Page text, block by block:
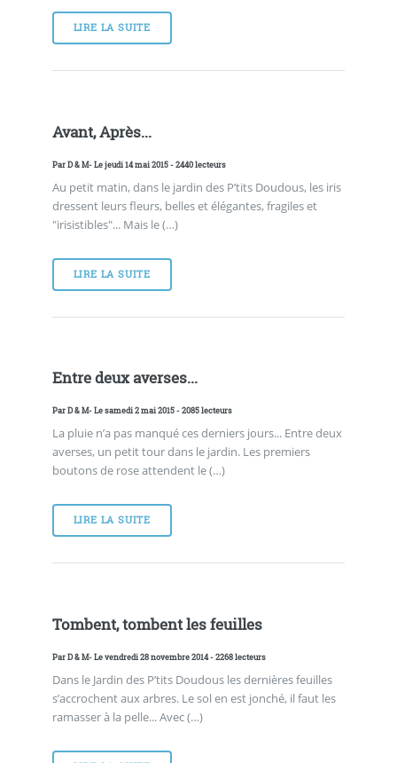
LIRE LA SUITE
Avant, Après...
ParD & M- Le jeudi 14 mai 2015 - 2440 lecteurs
Au petit matin, dans le jardin des P’tits Doudous, les iris
dressent leurs fleurs, belles et élégantes, fragiles et
"irisistibles"... Mais le (…)
LIRE LA SUITE
Entre deux averses...
ParD & M- Le samedi 2 mai 2015 - 2085 lecteurs
La pluie n’a pas manqué ces derniers jours... Entre deux
averses, un petit tour dans le jardin. Les premiers
boutons de rose attendent le (…)
LIRE LA SUITE
Tombent, tombent les feuilles
ParD & M- Le vendredi 28 novembre 2014 - 2268 lecteurs
Dans le Jardin des P’tits Doudous les dernières feuilles
s’accrochent aux arbres. Le sol en est jonché, il faut les
ramasser à la pelle... Avec (…)